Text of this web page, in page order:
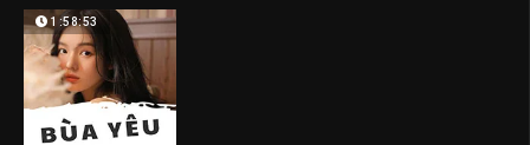
1:58:53